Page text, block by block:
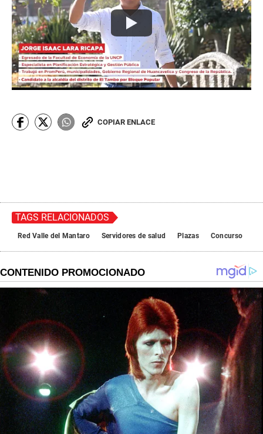
COPIAR ENLACE
TAGS RELACIONADOS
Red Valle del Mantaro Servidores de salud Plazas Concurso